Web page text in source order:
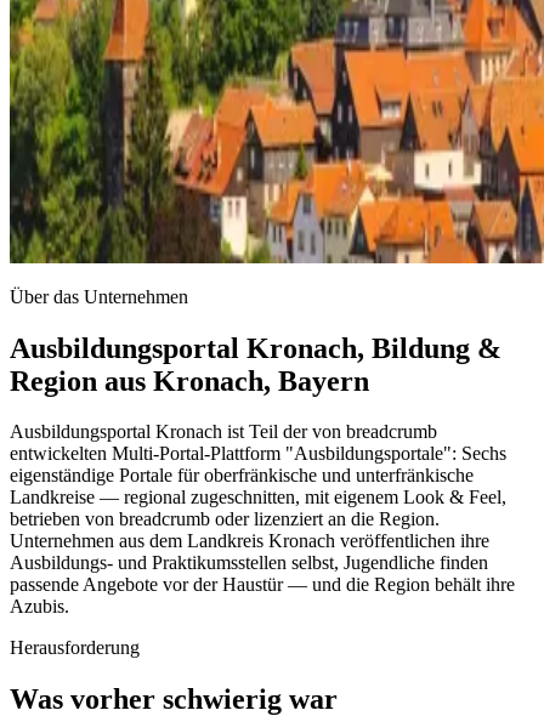
Über das Unternehmen
Ausbildungsportal Kronach, Bildung &
Region aus Kronach, Bayern
Ausbildungsportal Kronach ist Teil der von breadcrumb
entwickelten Multi-Portal-Plattform "Ausbildungsportale": Sechs
eigenständige Portale für oberfränkische und unterfränkische
Landkreise — regional zugeschnitten, mit eigenem Look & Feel,
betrieben von breadcrumb oder lizenziert an die Region.
Unternehmen aus dem Landkreis Kronach veröffentlichen ihre
Ausbildungs- und Praktikumsstellen selbst, Jugendliche finden
passende Angebote vor der Haustür — und die Region behält ihre
Azubis.
Herausforderung
Was vorher schwierig war